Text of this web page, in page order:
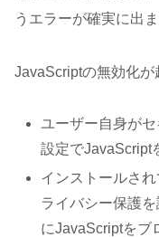
うエラーが確実に出ま
JavaScriptの無効化が
ユーザー自身が
設定でJavaScript
インストールさ
ライバシー保護
にJavaScriptをブ